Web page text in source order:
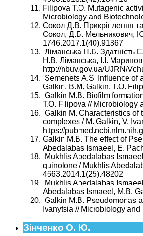
Filipova Т.О. Mutagenic
Microbiology and
Сокол Д.В. Прикріплення
Сокол, Д.Б. Мельникович,
1746.2017.1(40).91367
Ліманська Н.В. Здатність
Н.В. Ліманська, І.І.
http://nbuv.gov.ua/UJRN/
Semenets А.S. Influence of
Galkin, B.M. Galkin, Т.О.
Galkin M.B. Biofilm
Т.O. Filipova // Microbiology
Galkin M. Characteristics of
complexes / M. Galkin, V.
https://
Galkin M.B. The effect of
Abedalabas Ismaeel, E.
Mukhlis Abedalabas
quinolone / Mukhlis
4663.2014.1(25).48202
Mukhlis Abedalabas
Abedalabas Ismaeel, M.B.
Galkin M.B. Pseudomonas
Ivanytsia // Microbiology
Зінченко О. Ю.